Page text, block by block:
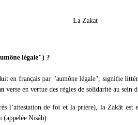
La Zakat
légale") ?
en français par "aumône légale", signifie
verse en vertue des règles de solidarité au sein
l’attestation de foi et la prière), la Zakât est
(appelée Nisâb).